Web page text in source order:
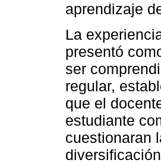
aprendizaje
La
presentó
ser
regular,
que el
estudiante
cuestionaran